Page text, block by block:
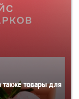
также товары для